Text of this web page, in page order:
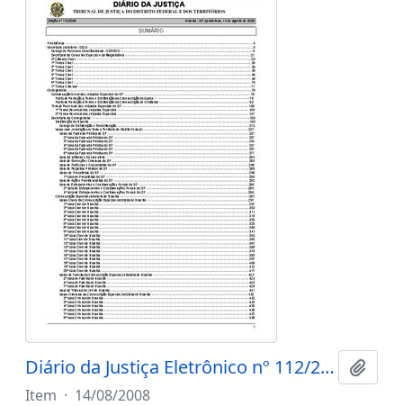
Diário da Justiça Eletrônico nº 112/2008
Item · 14/08/2008